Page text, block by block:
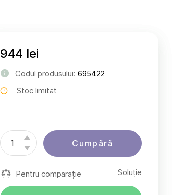
944 lei
Codul produsului: 695422
Stoc limitat
Cumpără
Pentru comparație Soluție